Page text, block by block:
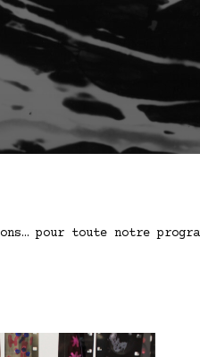
pour toute notre